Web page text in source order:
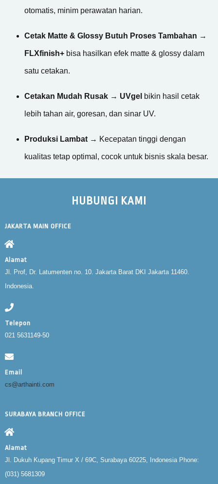
otomatis, minim perawatan harian.
Cetak Matte & Glossy Butuh Proses Tambahan →
FLXfinish+ bisa hasilkan efek matte & glossy dalam
satu cetakan.
Cetakan Mudah Rusak → UVgel bikin hasil cetak
lebih tahan air, goresan, dan sinar UV.
Produksi Lambat → Kecepatan tinggi dengan
kualitas tetap optimal, cocok untuk bisnis skala besar.
HUBUNGI KAMI
JAKARTA MAIN OFFICE
Alamat
Jl. Prof, Dr. Latumenten no. 10. Jakarta Barat DKI Jakarta 11460.
Indonesia.
Telepon
021 5631149-50
Email
cs@arthainti.com
SURABAYA BRANCH OFFICE
Alamat
Jl. Dukuh Kupang Timur X / 69C, Surabaya 60225, Indonesia Phone:
(031) 5681309